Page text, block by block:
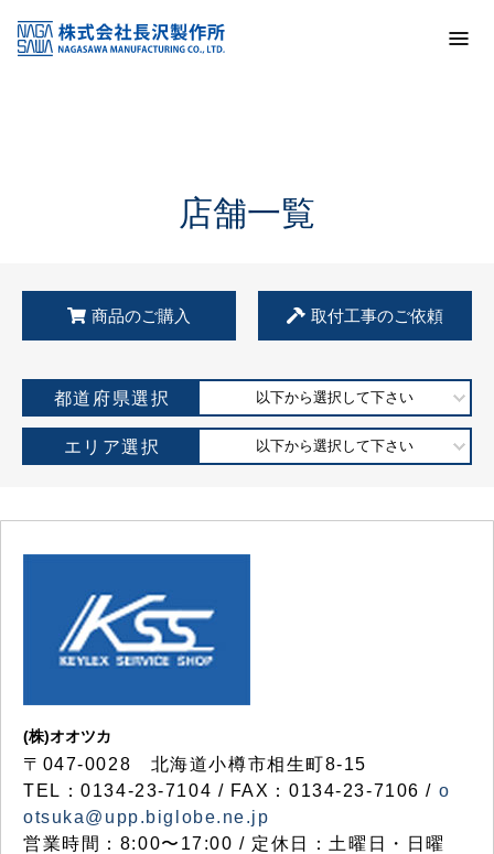
KSS加盟店・取扱店情報
店舗一覧
店舗一覧
商品のご購入 取付工事のご依頼
都道府県選択 以下から選択して下さい
エリア選択 以下から選択して下さい
(株)オオツカ
〒047-0028 北海道小樽市相生町8-15
TEL：0134-23-7104 / FAX：0134-23-7106 / o
otsuka@upp.biglobe.ne.jp
営業時間：8:00〜17:00 / 定休日：土曜日・日曜